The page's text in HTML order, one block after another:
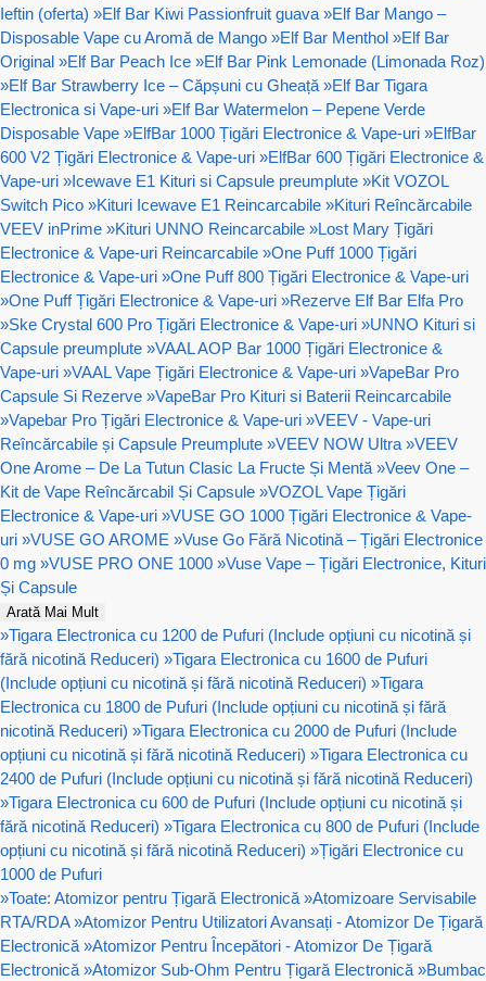
Ieftin (oferta) »Elf Bar Kiwi Passionfruit guava »Elf Bar Mango –
Disposable Vape cu Aromă de Mango »Elf Bar Menthol »Elf Bar
Original »Elf Bar Peach Ice »Elf Bar Pink Lemonade (Limonada Roz)
»Elf Bar Strawberry Ice – Căpșuni cu Gheață »Elf Bar Tigara
Electronica si Vape-uri »Elf Bar Watermelon – Pepene Verde
Disposable Vape »ElfBar 1000 Țigări Electronice & Vape-uri »ElfBar
600 V2 Țigări Electronice & Vape-uri »ElfBar 600 Țigări Electronice &
Vape-uri »Icewave E1 Kituri si Capsule preumplute »Kit VOZOL
Switch Pico »Kituri Icewave E1 Reincarcabile »Kituri Reîncărcabile
VEEV inPrime »Kituri UNNO Reincarcabile »Lost Mary Țigări
Electronice & Vape-uri Reincarcabile »One Puff 1000 Țigări
Electronice & Vape-uri »One Puff 800 Țigări Electronice & Vape-uri
»One Puff Țigări Electronice & Vape-uri »Rezerve Elf Bar Elfa Pro
»Ske Crystal 600 Pro Țigări Electronice & Vape-uri »UNNO Kituri si
Capsule preumplute »VAAL AOP Bar 1000 Țigări Electronice &
Vape-uri »VAAL Vape Țigări Electronice & Vape-uri »VapeBar Pro
Capsule Si Rezerve »VapeBar Pro Kituri si Baterii Reincarcabile
»Vapebar Pro Țigări Electronice & Vape-uri »VEEV - Vape-uri
Reîncărcabile și Capsule Preumplute »VEEV NOW Ultra »VEEV
One Arome – De La Tutun Clasic La Fructe Și Mentă »Veev One –
Kit de Vape Reîncărcabil Și Capsule »VOZOL Vape Țigări
Electronice & Vape-uri »VUSE GO 1000 Țigări Electronice & Vape-
uri »VUSE GO AROME »Vuse Go Fără Nicotină – Țigări Electronice
0 mg »VUSE PRO ONE 1000 »Vuse Vape – Țigări Electronice, Kituri
Și Capsule
Arată Mai Mult
»Tigara Electronica cu 1200 de Pufuri (Include opțiuni cu nicotină și
fără nicotină Reduceri) »Tigara Electronica cu 1600 de Pufuri
(Include opțiuni cu nicotină și fără nicotină Reduceri) »Tigara
Electronica cu 1800 de Pufuri (Include opțiuni cu nicotină și fără
nicotină Reduceri) »Tigara Electronica cu 2000 de Pufuri (Include
opțiuni cu nicotină și fără nicotină Reduceri) »Tigara Electronica cu
2400 de Pufuri (Include opțiuni cu nicotină și fără nicotină Reduceri)
»Tigara Electronica cu 600 de Pufuri (Include opțiuni cu nicotină și
fără nicotină Reduceri) »Tigara Electronica cu 800 de Pufuri (Include
opțiuni cu nicotină și fără nicotină Reduceri) »Țigări Electronice cu
1000 de Pufuri
»Toate: Atomizor pentru Țigară Electronică »Atomizoare Servisabile
RTA/RDA »Atomizor Pentru Utilizatori Avansați - Atomizor De Țigară
Electronică »Atomizor Pentru Începători - Atomizor De Țigară
Electronică »Atomizor Sub-Ohm Pentru Țigară Electronică »Bumbac